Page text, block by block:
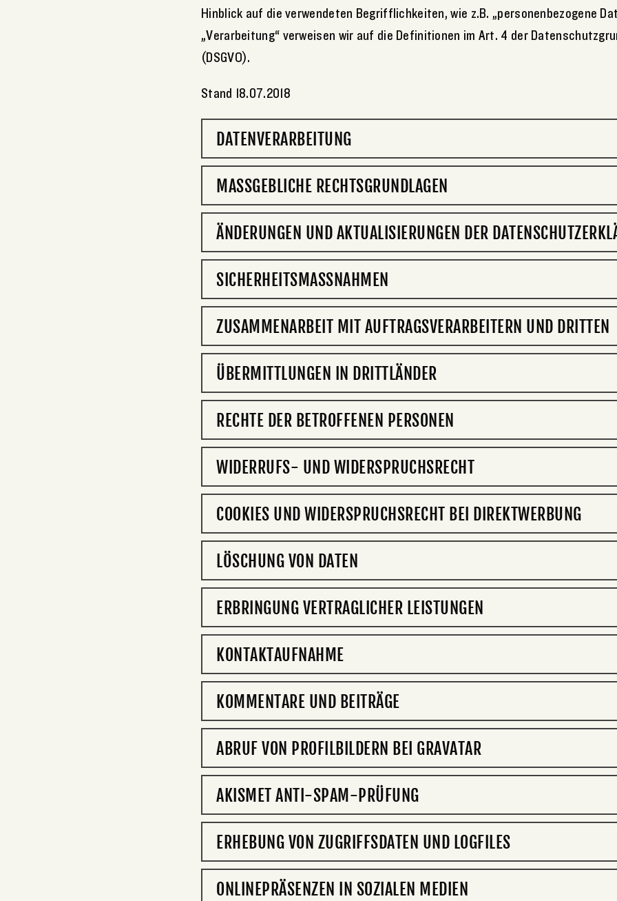
Hinblick auf die verwendeten Begrifflichkeiten, wie z.B. „personenbezogene
„Verarbeitung“ verweisen wir auf die Definitionen im Art. 4 der
(DSGVO).
Stand 18.07.2018
DATENVERARBEITUNG
MASSGEBLICHE RECHTSGRUNDLAGEN
ÄNDERUNGEN UND AKTUALISIERUNGEN DER
SICHERHEITSMASSNAHMEN
ZUSAMMENARBEIT MIT AUFTRAGSVERARBEITERN UND DRITTEN
ÜBERMITTLUNGEN IN DRITTLÄNDER
RECHTE DER BETROFFENEN PERSONEN
WIDERRUFS- UND WIDERSPRUCHSRECHT
COOKIES UND WIDERSPRUCHSRECHT BEI DIREKTWERBUNG
LÖSCHUNG VON DATEN
ERBRINGUNG VERTRAGLICHER LEISTUNGEN
KONTAKTAUFNAHME
KOMMENTARE UND BEITRÄGE
ABRUF VON PROFILBILDERN BEI GRAVATAR
AKISMET ANTI-SPAM-PRÜFUNG
ERHEBUNG VON ZUGRIFFSDATEN UND LOGFILES
ONLINEPRÄSENZEN IN SOZIALEN MEDIEN